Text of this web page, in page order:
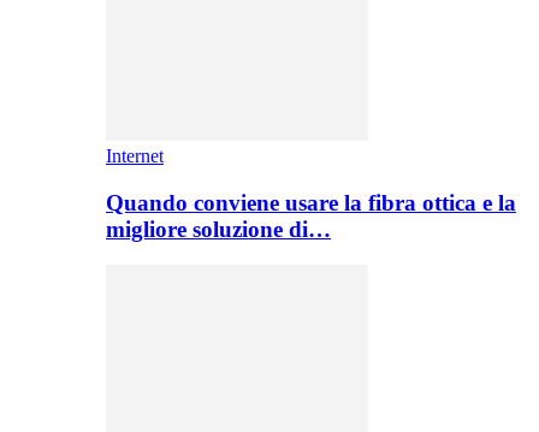
Internet
Quando conviene usare la fibra ottica e la
migliore soluzione di…